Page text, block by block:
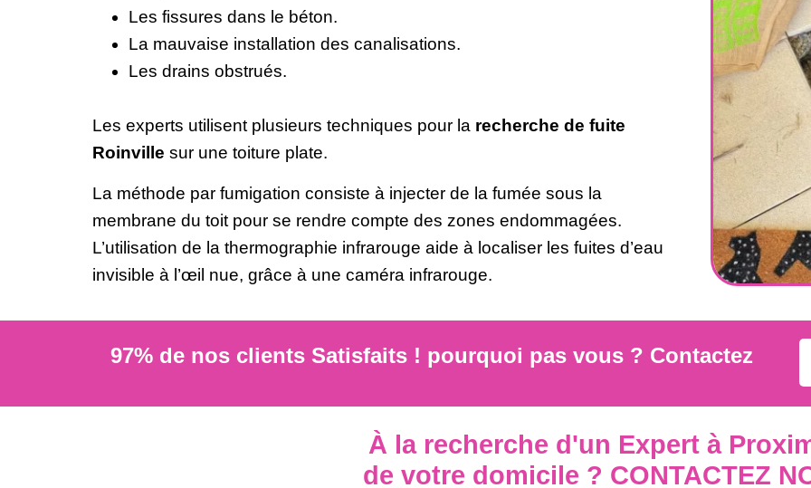
Les fissures dans le béton.
La mauvaise installation des canalisations.
Les drains obstrués.
Les experts utilisent plusieurs techniques pour la recherche de fuite
Roinville sur une toiture plate.
La méthode par fumigation consiste à injecter de la fumée sous la
membrane du toit pour se rendre compte des zones endommagées.
L’utilisation de la thermographie infrarouge aide à localiser les fuites d’eau
invisible à l’œil nue, grâce à une caméra infrarouge.
97% de nos clients Satisfaits ! pourquoi pas vous ? Contactez
À la recherche d'un Expert à
de votre domicile ? CONTACTEZ